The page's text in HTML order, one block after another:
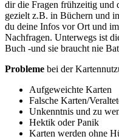
dir die Fragen frühzeitig und
gezielt z.B. in Büchern und
du deine Infos vor Ort und
Nachfragen. Unterwegs ist
Buch -und sie braucht nie
Probleme bei der
Aufgeweichte Karten
Falsche Karten/
Unkenntnis und zu
Hektik oder Panik
Karten werden ohne